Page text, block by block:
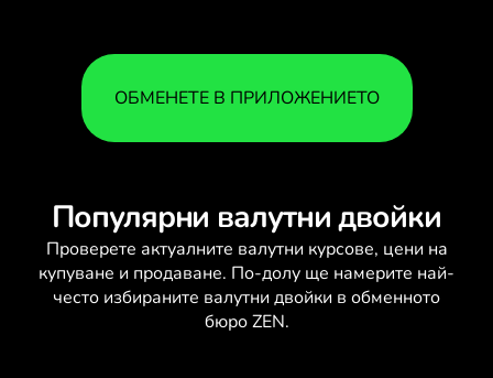
ОБМЕНЕТЕ В ПРИЛОЖЕНИЕТО
Популярни валутни двойки
Проверете актуалните валутни курсове, цени на
купуване и продаване. По-долу ще намерите най-
често избираните валутни двойки в обменното
бюро ZEN.